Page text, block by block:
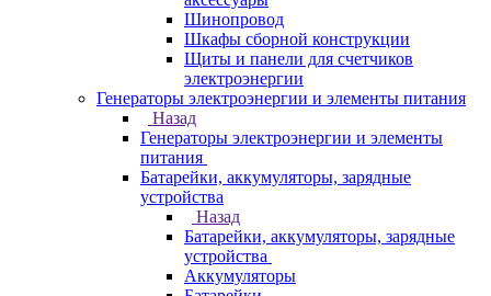
Шинопровод
Шкафы сборной конструкции
Щиты и панели для счетчиков
электроэнергии
Генераторы электроэнергии и элементы питания
Назад
Генераторы электроэнергии и элементы
питания
Батарейки, аккумуляторы, зарядные
устройства
Назад
Батарейки, аккумуляторы, зарядные
устройства
Аккумуляторы